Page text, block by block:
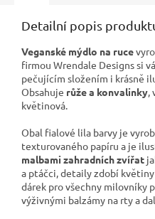
Detailní popis
Veganské mýdlo na ruce
firmou Wrendale Designssi
pečujícím složením i krásně
Obsahuje růže a konvalinky,
květinová.
Obal fialové lila barvy je
texturovaného papíru a je
malbami zahradních zvířat
a ptáčci, detaily zdobí
dárek pro všechny milovníky
výživnými balzámy na rtya